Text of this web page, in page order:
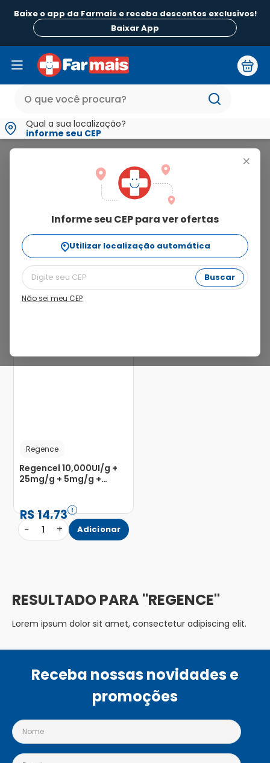
Baixe o app da Farmais e receba descontos exclusivos!
Baixar App
Qual a sua localização?
informe seu CEP
+
Informe seu CEP para ver ofertas
Utilizar localização automática
Buscar
Não sei meu CEP
Ordenar Por
relevância
19%
Regence
Regencel 10,000UI/g +
25mg/g + 5mg/g +
R$14,73
− 1 + Adicionar
REGENCE
Lorem ipsum dolor sit amet, consectetur adipiscing elit.
Receba nossas novidades e
promoções